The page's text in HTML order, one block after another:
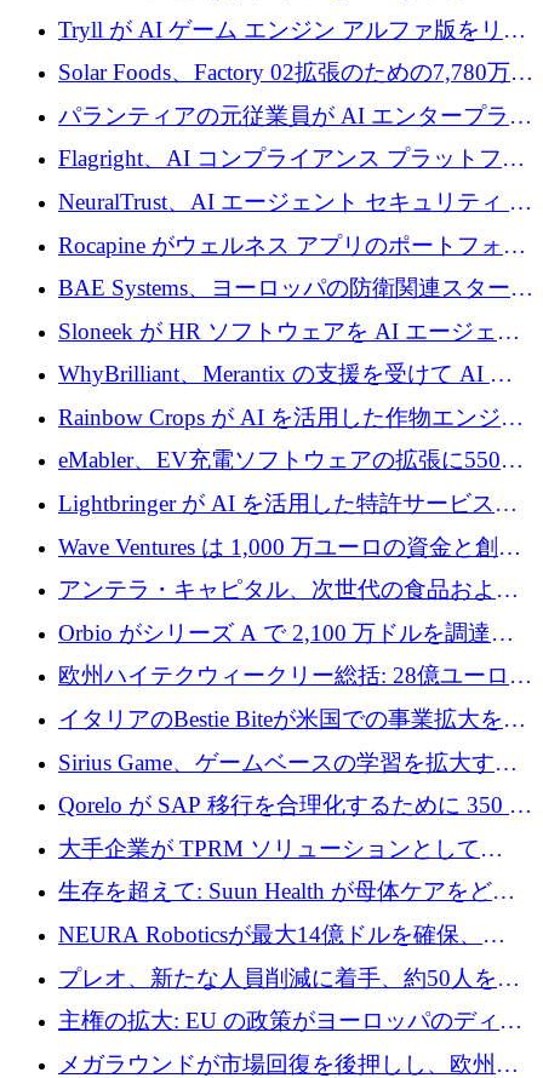
EIT Urban Mobilityから250万ユーロを確保
Tryll が AI ゲーム エンジン アルファ版をリリ
ースし、60 万ドルのプレシード資金を確保
Solar Foods、Factory 02拡張のための7,780万ユ
ーロの資金調達パッケージを獲得
パランティアの元従業員が AI エンタープライ
ズ スタートアップの Conduct に 6,000 万ドル
を調達
Flagright、AI コンプライアンス プラットフォ
ームを拡張するためにシリーズ A で 1,250 万
ドルを確保
NeuralTrust、AI エージェント セキュリティ プ
ラットフォームの拡張に 2,000 万ドルを調達
Rocapine がウェルネス アプリのポートフォリ
オを拡大するためにシリーズ A で 1,300 万ド
ルを調達
BAE Systems、ヨーロッパの防衛関連スタート
アップの規模拡大を支援するために 5,000 万
ユーロの支援を開始
Sloneek が HR ソフトウェアを AI エージェン
トに変えるために 600 万ドルを調達
WhyBrilliant、Merantix の支援を受けて AI 求
人マッチングを拡大するために 100 万ユーロ
Rainbow Crops が AI を活用した作物エンジニ
アリングを拡張するために 970 万ユーロを調
eMabler、EV充電ソフトウェアの拡張に550万
ユーロを確保
Lightbringer が AI を活用した特許サービスを
拡大するために 1,000 万ドルを調達
Wave Ventures は 1,000 万ユーロの資金と創設
者補助金で 10 周年を迎える
アンテラ・キャピタル、次世代の食品および
アグリテクノロジーのイノベーションを支援
するファンド III の初回クローズ額が 1 億ドル
に到達
Orbio がシリーズ A で 2,100 万ドルを調達、
AI 労働力管理を世界の最前線の労働者に提供
欧州ハイテクウィークリー総括: 28億ユーロの
取引と5月のハイライト
イタリアのBestie Biteが米国での事業拡大を加
速するために150万ユーロを調達
Sirius Game、ゲームベースの学習を拡大する
ために 130 万ユーロの資金調達を完了
Qorelo が SAP 移行を合理化するために 350 万
ドルを調達
大手企業が TPRM ソリューションとして
Vanta を選択する理由
生存を超えて: Suun Health が母体ケアをどの
ように再考しているか
NEURA Roboticsが最大14億ドルを確保、
Bending Spoonsが米国IPOを申請、英国首相が
4億ポンドのチップ計画を発表
プレオ、新たな人員削減に着手、約50人を解
雇
主権の拡大: EU の政策がヨーロッパのディー
プテック戦略をどのように再構築しているか
メガラウンドが市場回復を後押しし、欧州の